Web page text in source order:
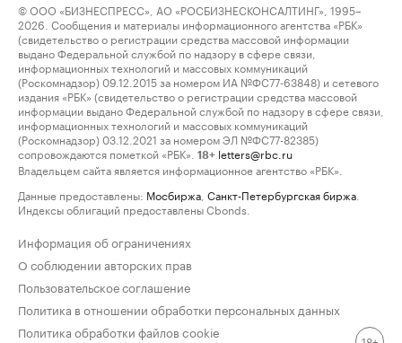
© ООО «БИЗНЕСПРЕСС», АО «РОСБИЗНЕСКОНСАЛТИНГ», 1995–
2026. Сообщения и материалы информационного агентства «РБК»
(свидетельство о регистрации средства массовой информации
выдано Федеральной службой по надзору в сфере связи,
информационных технологий и массовых коммуникаций
(Роскомнадзор) 09.12.2015 за номером ИА №ФС77-63848) и сетевого
издания «РБК» (свидетельство о регистрации средства массовой
информации выдано Федеральной службой по надзору в сфере связи,
информационных технологий и массовых коммуникаций
(Роскомнадзор) 03.12.2021 за номером ЭЛ №ФС77-82385)
сопровождаются пометкой «РБК».
18+ letters@rbc.ru
Владельцем сайта является информационное агентство «РБК».
Данные предоставлены: Мосбиржа Санкт-Петербургская биржа
Индексы облигаций предоставлены Cbonds.
Информация об ограничениях
О соблюдении авторских прав
Пользовательское соглашение
Политика в отношении обработки персональных данных
Политика обработки файлов cookie